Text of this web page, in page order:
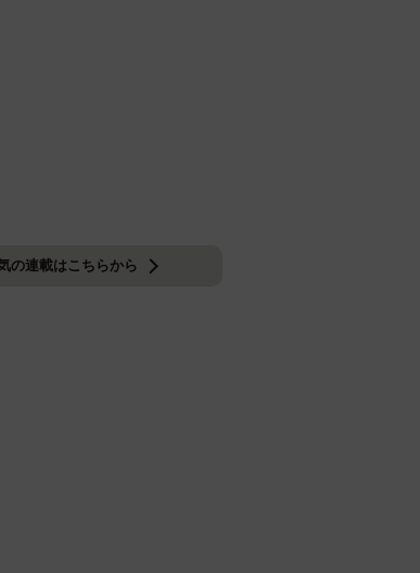
の連載はこちらから